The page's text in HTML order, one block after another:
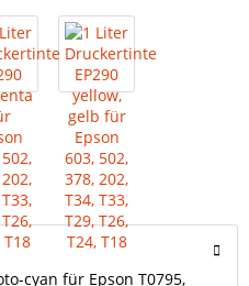
cyan für Epson T0795,